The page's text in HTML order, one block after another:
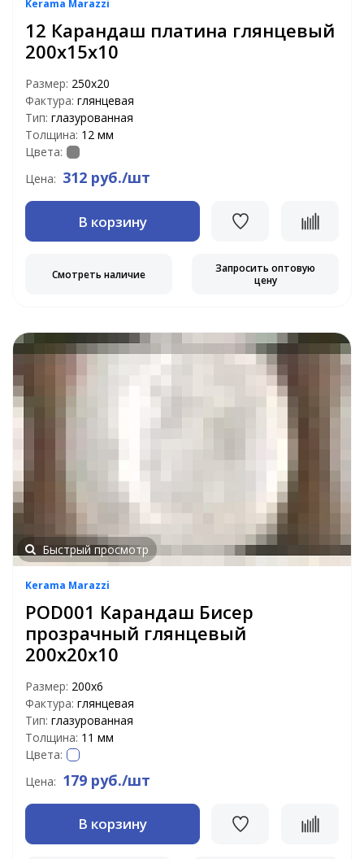
Kerama Marazzi
12 Карандаш платина глянцевый
200х15х10
Размер: 250х20
Фактура: глянцевая
Тип: глазурованная
Толщина: 12 мм
Цвета:
Цена: 312 руб./шт
В корзину
Смотреть наличие
Запросить оптовую
цену
Быстрый просмотр
Kerama Marazzi
POD001 Карандаш Бисер
прозрачный глянцевый
200х20х10
Размер: 200х6
Фактура: глянцевая
Тип: глазурованная
Толщина: 11 мм
Цвета:
Цена: 179 руб./шт
В корзину